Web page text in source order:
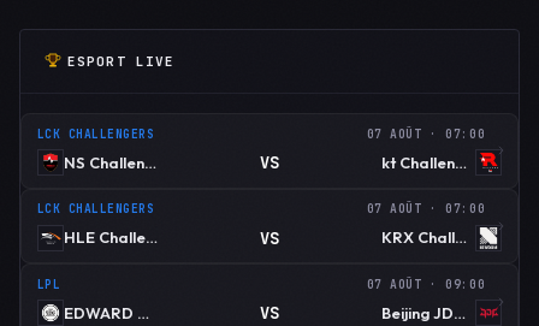
ESPORT LIVE
LCK CHALLENGERS 07 AOÛT · 07:00
NS Challengers VS kt Challengers
LCK CHALLENGERS 07 AOÛT · 07:00
HLE Challengers VS KRX Challengers
LPL 07 AOÛT · 09:00
EDWARD GAMING VS Beijing JDG Esports